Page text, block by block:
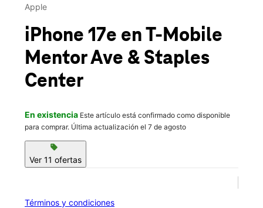
Jue.:
9231 Mentor Ave Mentor, OH 44060
Apple
iPhone 17e en T-Mobile
Mentor Ave & Staples
Center
En existencia Este artículo está confirmado como disponible
para comprar. Última actualización el 7 de agosto
sell
Ver 11 ofertas
Términos y condiciones